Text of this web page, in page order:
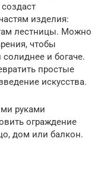
изделия:
лестницы. Можно
чтобы
и богаче.
простые
искусства.
руками
ограждение
дом или балкон.